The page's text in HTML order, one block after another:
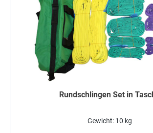
Rundschlingen Set in
Gewicht: 10 kg